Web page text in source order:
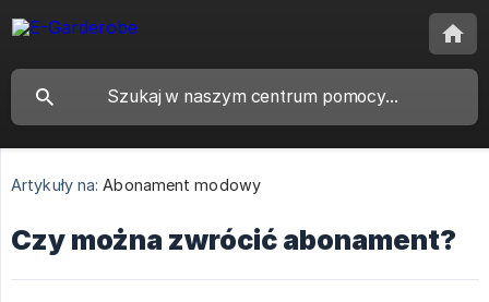
Artykuły na: Abonament modowy
Czy można zwrócić abonament?